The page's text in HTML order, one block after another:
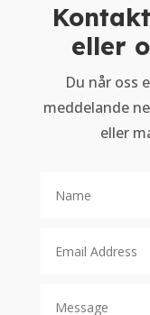
eller
Du når oss
meddelande
eller